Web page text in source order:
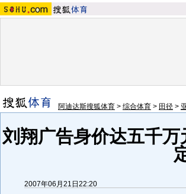
阿迪达斯搜狐体育 > 综合体育 > 田径 >
刘翔广告身价达五千
2007年06月21日22:20